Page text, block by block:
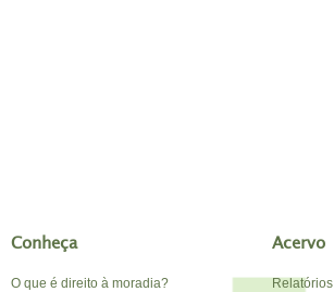
Conheça
O que é direito à moradia?
Acervo
Relatórios